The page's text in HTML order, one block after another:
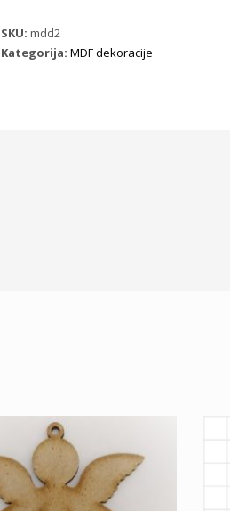
količina
SKU: mdd2
Kategorija: MDF dekoracije